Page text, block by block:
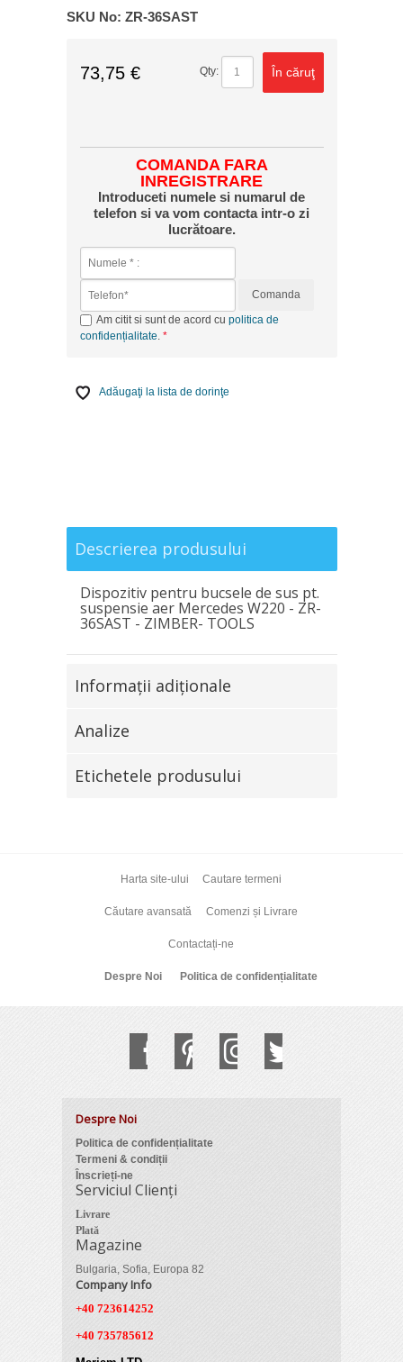
SKU No: ZR-36SAST
73,75 € Qty: În căruţ
COMANDA FARA
INREGISTRARE
Introduceti numele si numarul de
telefon si va vom contacta intr-o zi
lucrătoare.
Comanda
Am citit si sunt de acord cu politica de
confidențialitate
Adăugaţi la lista de dorinţe
Descrierea produsului
Dispozitiv pentru bucsele de sus pt.
suspensie aer Mercedes W220 - ZR-
36SAST - ZIMBER- TOOLS
Informaţii adiţionale
Analize
Etichetele produsului
Harta site-ului Cautare termeni
Căutare avansată Comenzi și Livrare
Contactați-ne
Despre Noi Politica de confidențialitate
Despre Noi
Politica de confidențialitate
Termeni & condiții
Înscrieți-ne
Serviciul Clienți
Livrare
Plată
Magazine
Bulgaria, Sofia, Europa 82
Company Info
+40 723614252
+40 735785612